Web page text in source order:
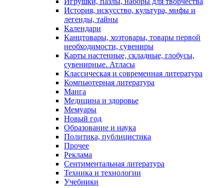
История, искусство, культура, мифы и
легенды, тайны
Календари
Канцтовары, хозтовары, товары первой
необходимости, сувениры
Карты настенные, складные, глобусы,
сувенирные. Атласы
Классическая и современная литература
Компьютерная литература
Манга
Медицина и здоровье
Мемуары
Новый год
Образование и наука
Политика, публицистика
Прочее
Реклама
Сентиментальная литература
Техника и технологии
Учебники